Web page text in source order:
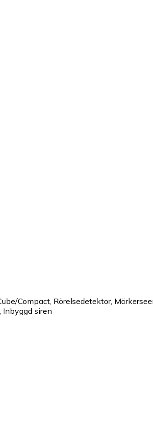
Compact, Rörelsedetektor,
Inbyggd siren